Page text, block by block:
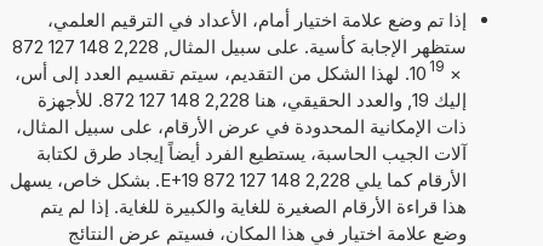
إذا تم وضع علامة اختيار أمام، الأعداد في الترقيم العلمي،
ستظهر الإجابة كأسية. على سبيل المثال, 2,228 148 127 872
×
10 19
. لهذا الشكل من التقديم، سيتم تقسيم العدد إلى أس،
إليك 19, والعدد الحقيقي، هنا 2,228 148 127 872. للأجهزة
ذات الإمكانية المحدودة في عرض الأرقام، على سبيل المثال،
آلات الجيب الحاسبة، يستطيع الفرد أيضاً إيجاد طرق لكتابة
الأرقام كما يلي 2,228 148 127 872 E+19. بشكل خاص، يسهل
هذا قراءة الأرقام الصغيرة للغاية والكبيرة للغاية. إذا لم يتم
وضع علامة اختيار في هذا المكان، فسيتم عرض النتائج